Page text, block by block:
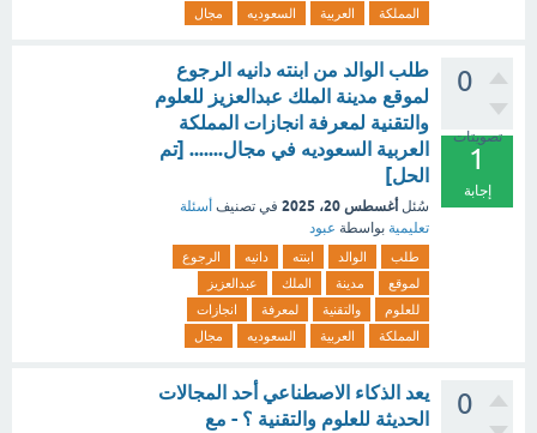
المملكة
العربية السعوديه مجال
0
تصويتات
1
إجابة
طلب الوالد من ابنته دانيه الرجوع
لموقع مدينة الملك عبدالعزيز للعلوم
والتقنية لمعرفة انجازات المملكة
العربية السعوديه في مجال....... [تم
الحل]
سُئل أغسطس 20، 2025 في تصنيف أسئلة
تعليمية بواسطة عبود
طلب الوالد ابنته دانيه
الرجوع
لموقع
مدينة الملك
عبدالعزيز
للعلوم
والتقنية لمعرفة
انجازات
المملكة
العربية السعوديه مجال
0
يعد الذكاء الاصطناعي أحد المجالات
الحديثة للعلوم والتقنية ؟ - مع